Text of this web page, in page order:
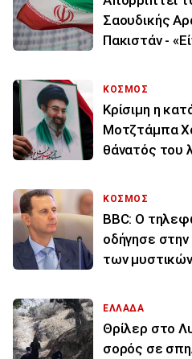
Σαουδικής
Πακιστάν -
ΚΟΣΜΟΣ
Κρίσιμη η
Μοτζτάμπα
θάνατός του
ΚΟΣΜΟΣ
BBC: Ο
οδήγησε στην
των
ΕΛΛΑΔΑ
Θρίλερ στο
σορός σε